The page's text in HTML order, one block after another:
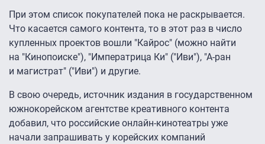
При этом список покупателей пока не раскрывается.
Что касается самого контента, то в этот раз в число
купленных проектов вошли "Кайроc" (можно найти
на "Кинопоиске"), "Императрица Ки" ("Иви"), "А-ран
и магистрат" ("Иви") и другие.
В свою очередь, источник издания в государственном
южнокорейском агентстве креативного контента
добавил, что российские онлайн-кинотеатры уже
начали запрашивать у корейских компаний